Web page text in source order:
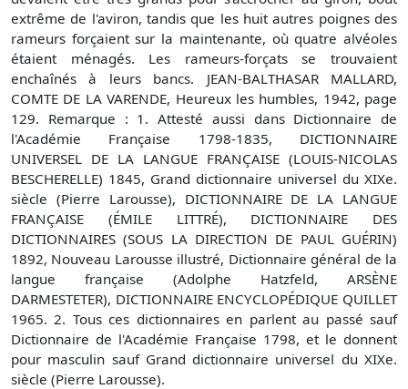
extrême de l'aviron, tandis que les huit autres poignes des
rameurs forçaient sur la maintenante, où quatre alvéoles
étaient ménagés. Les rameurs-forçats se trouvaient
enchaînés à leurs bancs. JEAN-BALTHASAR MALLARD,
COMTE DE LA VARENDE, Heureux les humbles, 1942, page
129. Remarque : 1. Attesté aussi dans Dictionnaire de
l'Académie Française 1798-1835, DICTIONNAIRE
UNIVERSEL DE LA LANGUE FRANÇAISE (LOUIS-NICOLAS
BESCHERELLE) 1845, Grand dictionnaire universel du XIXe.
siècle (Pierre Larousse), DICTIONNAIRE DE LA LANGUE
FRANÇAISE (ÉMILE LITTRÉ), DICTIONNAIRE DES
DICTIONNAIRES (SOUS LA DIRECTION DE PAUL GUÉRIN)
1892, Nouveau Larousse illustré, Dictionnaire général de la
langue française (Adolphe Hatzfeld, ARSÈNE
DARMESTETER), DICTIONNAIRE ENCYCLOPÉDIQUE QUILLET
1965. 2. Tous ces dictionnaires en parlent au passé sauf
Dictionnaire de l'Académie Française 1798, et le donnent
pour masculin sauf Grand dictionnaire universel du XIXe.
siècle (Pierre Larousse).